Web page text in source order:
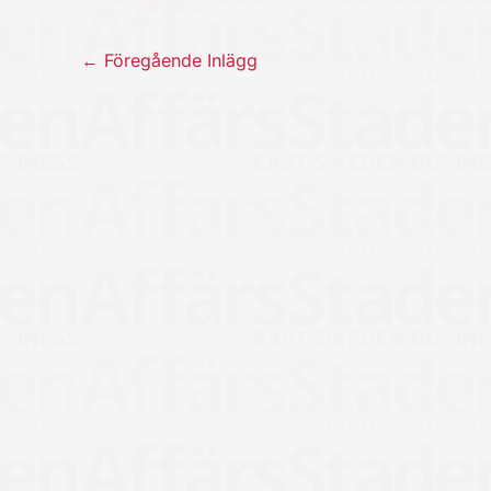
← Föregående Inlägg